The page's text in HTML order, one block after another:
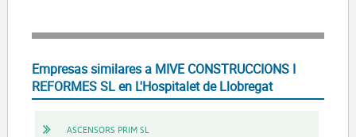
Empresas similares a MIVE CONSTRUCCIONS I
REFORMES SL en L'Hospitalet de Llobregat
ASCENSORS PRIM SL